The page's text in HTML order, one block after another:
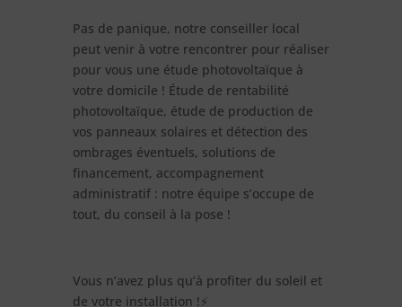
Pas de panique, notre conseiller local
peut venir à votre rencontrer pour réaliser
pour vous une étude photovoltaïque à
votre domicile ! Étude de rentabilité
photovoltaïque, étude de production de
vos panneaux solaires et détection des
ombrages éventuels, solutions de
financement, accompagnement
administratif : notre équipe s’occupe de
tout, du conseil à la pose !
Vous n’avez plus qu’à profiter du soleil et
de votre installation !⚡